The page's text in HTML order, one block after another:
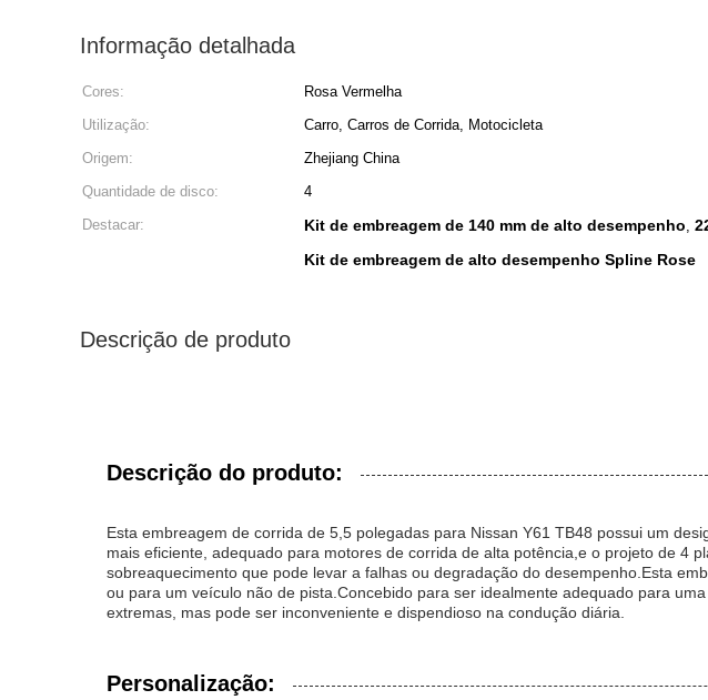
Informação detalhada
Cores: Rosa Vermelha
Utilização:
Carro, Carros de Corrida, Motocicleta
Origem:
Zhejiang China
Quantidade de disco:
4
Destacar:
Kit de embreagem de 140 mm de alto desempenho,
Kit de embreagem de alto desempenho Spline Rose
Descrição de produto
Descrição do produto:
Esta embreagem de corrida de 5,5 polegadas para Nissan Y61 TB48 possui um
mais eficiente, adequado para motores de corrida de alta potência,e o projeto de 4
sobreaquecimento que pode levar a falhas ou degradação do desempenho.Esta
ou para um veículo não de pista.Concebido para ser idealmente adequado para
extremas, mas pode ser inconveniente e dispendioso na condução diária.
Personalização: